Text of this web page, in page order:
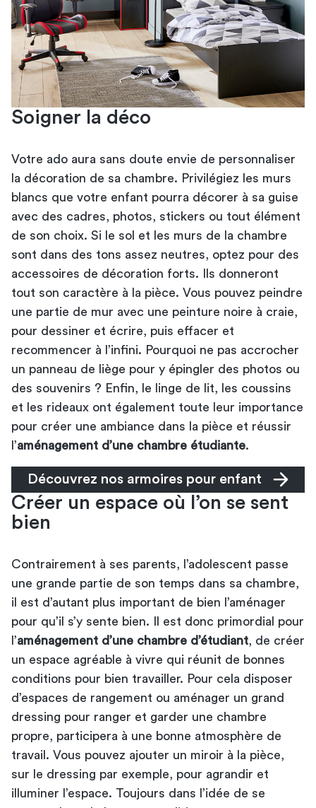
Soigner la déco
Votre ado aura sans doute envie de personnaliser
la décoration de sa chambre. Privilégiez les murs
blancs que votre enfant pourra décorer à sa guise
avec des cadres, photos, stickers ou tout élément
de son choix. Si le sol et les murs de la chambre
sont dans des tons assez neutres, optez pour des
accessoires de décoration forts. Ils donneront
tout son caractère à la pièce. Vous pouvez peindre
une partie de mur avec une peinture noire à craie,
pour dessiner et écrire, puis effacer et
recommencer à l’infini. Pourquoi ne pas accrocher
un panneau de liège pour y épingler des photos ou
des souvenirs ? Enfin, le linge de lit, les coussins
et les rideaux ont également toute leur importance
pour créer une ambiance dans la pièce et réussir
l’aménagement d’une chambre étudiante.
Découvrez nos armoires pour enfant
Créer un espace où l’on se sent
bien
Contrairement à ses parents, l’adolescent passe
une grande partie de son temps dans sa chambre,
il est d’autant plus important de bien l’aménager
pour qu’il s’y sente bien. Il est donc primordial pour
l’aménagement d’une chambre d’étudiant , de créer
un espace agréable à vivre qui réunit de bonnes
conditions pour bien travailler. Pour cela disposer
d’espaces de rangement ou aménager un grand
dressing pour ranger et garder une chambre
propre, participera à une bonne atmosphère de
travail. Vous pouvez ajouter un miroir à la pièce,
sur le dressing par exemple, pour agrandir et
illuminer l’espace. Toujours dans l’idée de se